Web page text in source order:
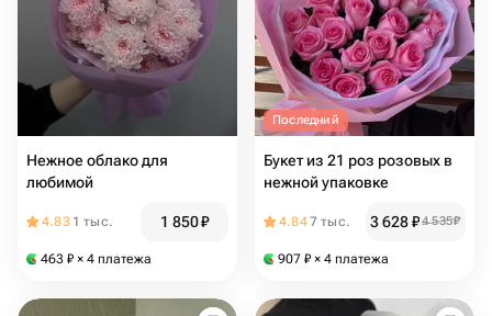
Нежное облако для
любимой
4.83 1 тыс. 1 850₽
463 ₽ × 4 платежа
Последний
Букет из 21 роз розовых в
нежной упаковке
4.847 тыс. 3 628₽4 535₽
907 ₽ × 4 платежа